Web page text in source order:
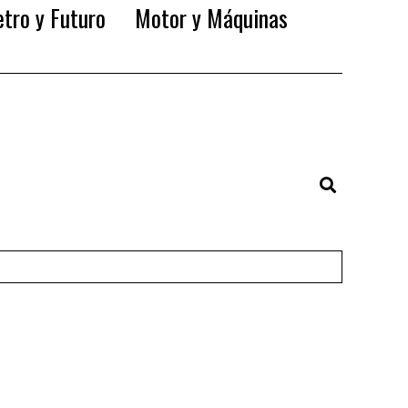
y Futuro Motor y Máquinas